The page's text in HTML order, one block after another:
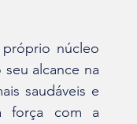
alcance na
saudáveis e
força com a